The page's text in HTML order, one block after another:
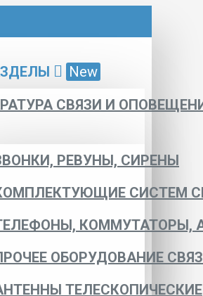
New
СВЯЗИ И
РЕВУНЫ, СИРЕНЫ
СИСТЕМ
КОММУТАТОРЫ,
ОБОРУДОВАНИЕ
ТЕЛЕСКОПИЧЕСКИЕ